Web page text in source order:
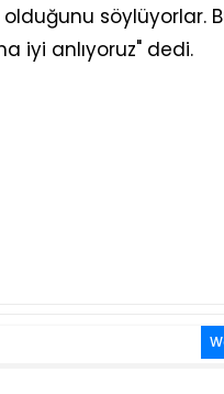
söylüyorlar.
iyi anlıyoruz" dedi.